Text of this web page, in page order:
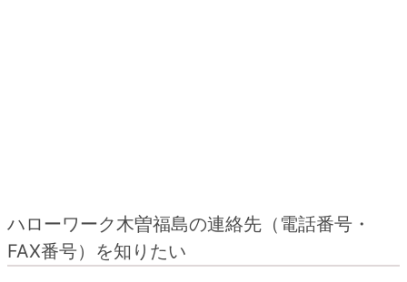
ハローワーク木曽福島の連絡先（電話番号・
FAX番号）を知りたい